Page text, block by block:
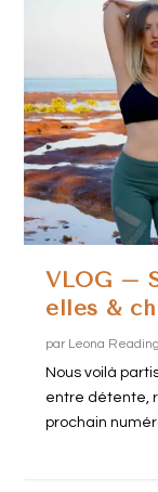
VLOG –
elles &
par Leona Reading
Nous voilà
entre détente,
prochain